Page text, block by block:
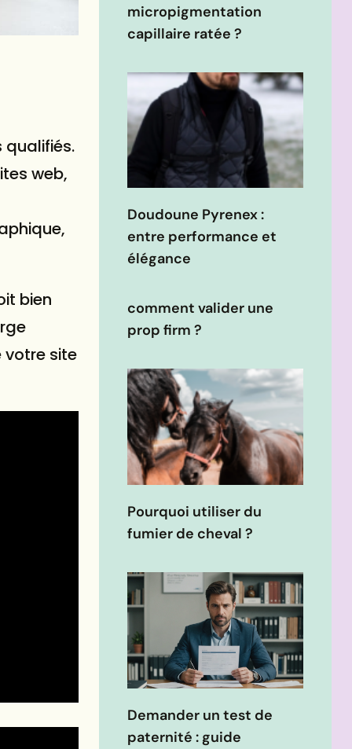
qualifiés.
web,
bien
votre site
micropigmentation
capillaire ratée ?
Doudoune Pyrenex :
entre performance et
élégance
comment valider une
prop firm ?
Pourquoi utiliser du
fumier de cheval ?
Demander un test de
paternité : guide